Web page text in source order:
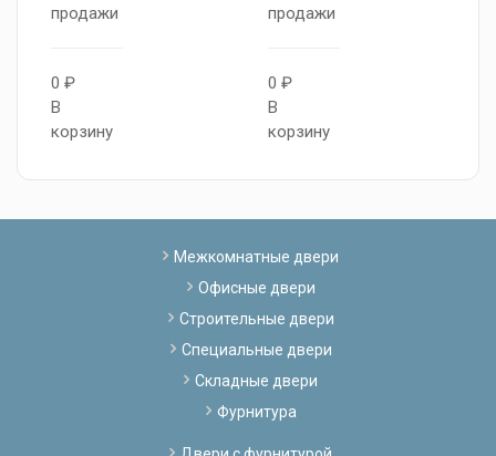
продажи
0 ₽
В
корзину
продажи
0 ₽
В
корзину
Межкомнатные двери
Офисные двери
Строительные двери
Специальные двери
Складные двери
Фурнитура